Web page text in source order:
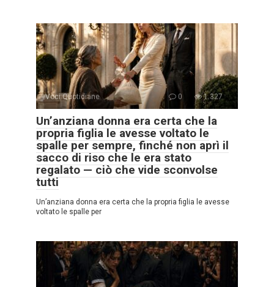
Voci Quotidiane 0 1.327
Un’anziana donna era certa che la
propria figlia le avesse voltato le
spalle per sempre, finché non aprì il
sacco di riso che le era stato
regalato — ciò che vide sconvolse
tutti
Un’anziana donna era certa che la propria figlia le avesse
voltato le spalle per